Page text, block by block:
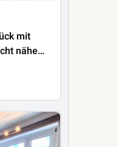
mit
nähe